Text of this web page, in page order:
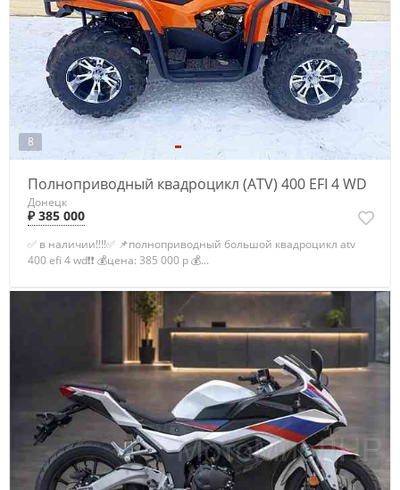
8
Полноприводный квадроцикл (ATV) 400 EFI 4 WD
Донецк
₽ 385 000
✅ в наличии!!!!✅ 📌полноприводный большой квадроцикл atv
400 efi 4 wd❗❗ 💰цена: 385 000 р 💰...